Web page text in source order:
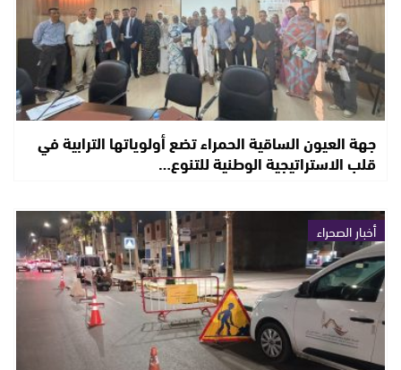
جهة العيون الساقية الحمراء تضع أولوياتها الترابية في
قلب الاستراتيجية الوطنية للتنوع…
أخبار الصحراء